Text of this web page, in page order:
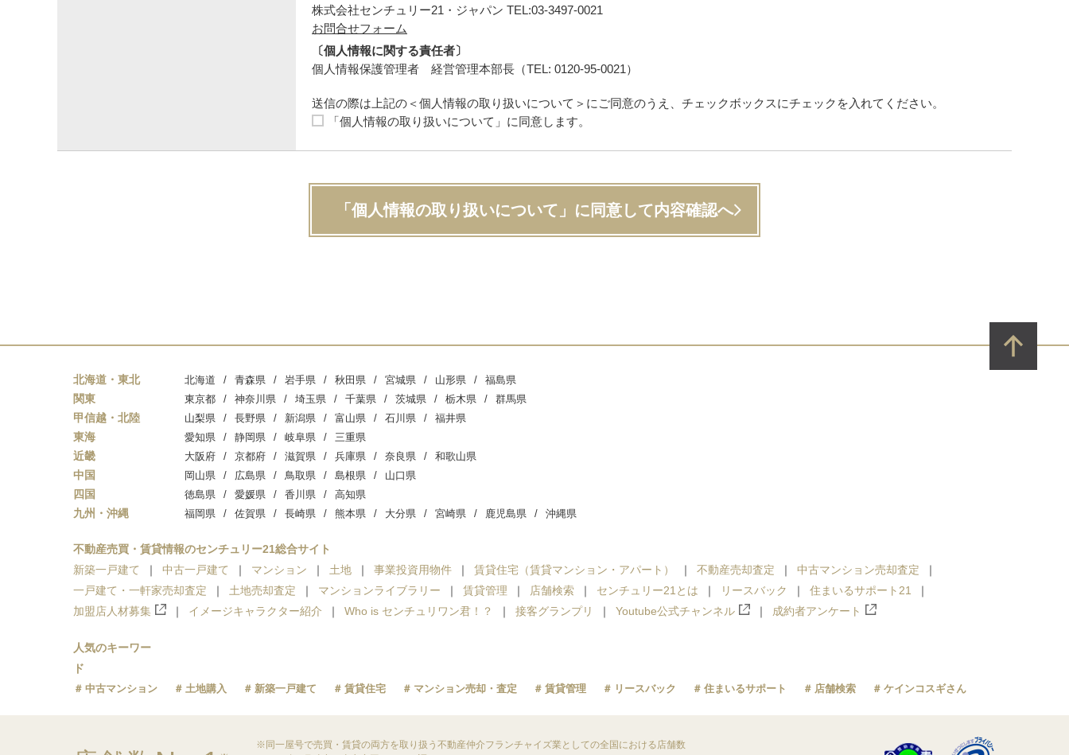
株式会社センチュリー21・ジャパン TEL:03-3497-0021
お問合せフォーム
〔個人情報に関する責任者〕
個人情報保護管理者 経営管理本部長（TEL: 0120-95-0021）
送信の際は上記の＜個人情報の取り扱いについて＞にご同意のうえ、チェックボックスにチェックを入れてください。
「個人情報の取り扱いについて」に同意します。
「個人情報の取り扱いについて」に同意して内容確認へ
北海道・東北 北海道 青森県 岩手県 秋田県 宮城県 山形県 福島県
関東 東京都 神奈川県 埼玉県 千葉県 茨城県 栃木県 群馬県
甲信越・北陸 山梨県 長野県 新潟県 富山県 石川県 福井県
東海 愛知県 静岡県 岐阜県 三重県
近畿 大阪府 京都府 滋賀県 兵庫県 奈良県 和歌山県
中国 岡山県 広島県 鳥取県 島根県 山口県
四国 徳島県 愛媛県 香川県 高知県
九州・沖縄 福岡県 佐賀県 長崎県 熊本県 大分県 宮崎県 鹿児島県 沖縄県
不動産売買・賃貸情報のセンチュリー21総合サイト
新築一戸建て
中古一戸建て マンション 土地 事業投資用物件 賃貸住宅（賃貸マンション・アパート） 不動産売却査定
中古マンション売却査定
一戸建て・一軒家売却査定
土地売却査定 マンションライブラリー 賃貸管理 店舗検索 センチュリー21とは リースバック
住まいるサポート21
加盟店人材募集
イメージキャラクター紹介 Who is センチュリワン君！？ 接客グランプリ Youtube公式チャンネル 成約者アンケート
人気のキーワー
ド
中古マンション 土地購入 新築一戸建て 賃貸住宅 マンション売却・査定 賃貸管理 リースバック 住まいるサポート 店舗検索 ケインコスギさん
※同一屋号で売買・賃貸の両方を取り扱う不動産仲介フランチャイズ業としての全国における店舗数